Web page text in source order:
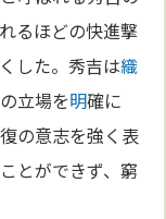
るほどの快進撃
した。秀吉は織
立場を明確に
の意志を強く表
とができず、窮